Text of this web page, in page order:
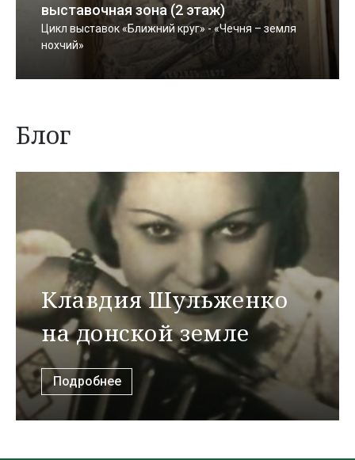
выставочная зона (2 этаж)
Цикл выставок «Ближний круг» - «Чечня – земля
нохчий»
Блог
Клавдия Шульженко
на донской земле
Подробнее